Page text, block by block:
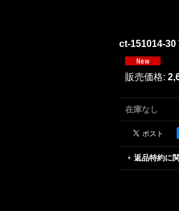
ct-151014-30
販売価格:
在庫なし
返品特約に